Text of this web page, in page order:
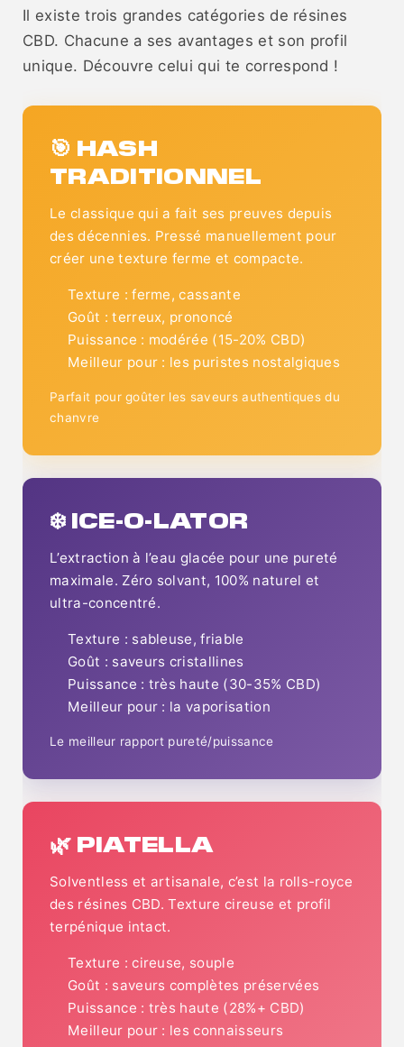
Il existe trois grandes catégories de résines
CBD. Chacune a ses avantages et son profil
unique. Découvre celui qui te correspond !
🎯 HASH
TRADITIONNEL
Le classique qui a fait ses preuves depuis
des décennies. Pressé manuellement pour
créer une texture ferme et compacte.
Texture : ferme, cassante
Goût : terreux, prononcé
Puissance : modérée (15-20% CBD)
Meilleur pour : les puristes nostalgiques
Parfait pour goûter les saveurs authentiques du
chanvre
❄️ ICE-O-LATOR
L’extraction à l’eau glacée pour une pureté
maximale. Zéro solvant, 100% naturel et
ultra-concentré.
Texture : sableuse, friable
Goût : saveurs cristallines
Puissance : très haute (30-35% CBD)
Meilleur pour : la vaporisation
Le meilleur rapport pureté/puissance
🌿 PIATELLA
Solventless et artisanale, c’est la rolls-royce
des résines CBD. Texture cireuse et profil
terpénique intact.
Texture : cireuse, souple
Goût : saveurs complètes préservées
Puissance : très haute (28%+ CBD)
Meilleur pour : les connaisseurs